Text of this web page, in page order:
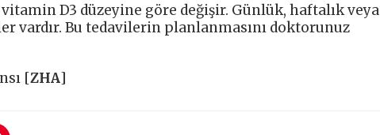
D3 düzeyine göre değişir. Günlük, haftalık veya
vardır. Bu tedavilerin planlanmasını doktorunuz
[ZHA]